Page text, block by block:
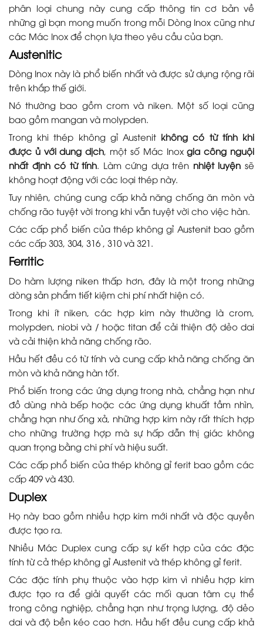
phân loại chung này cung cấp thông tin cơ bản về
những gì bạn mong muốn trong mỗi Dòng Inox cũng như
các Mác Inox để chọn lựa theo yêu cầu của bạn.
Austenitic
Dòng Inox này là phổ biến nhất và được sử dụng rộng rãi
trên khắp thế giới.
Nó thường bao gồm crom và niken. Một số loại cũng
bao gồm mangan và molypden.
Trong khi thép không gỉ Austenit không có từ tính khi
được ủ với dung dịch, một số Mác Inoxgia công nguội
nhất định có từ tính. Làm cứng dựa trên nhiệt luyện sẽ
không hoạt động với các loại thép này.
Tuy nhiên, chúng cung cấp khả năng chống ăn mòn và
chống rão tuyệt vời trong khi vẫn tuyệt vời cho việc hàn.
Các cấp phổ biến của thép không gỉ Austenit bao gồm
các cấp 303, 304, 316 , 310 và 321.
Ferritic
Do hàm lượng niken thấp hơn, đây là một trong những
dòng sản phẩm tiết kiệm chi phí nhất hiện có.
Trong khi ít niken, các hợp kim này thường là crom,
molypden, niobi và / hoặc titan để cải thiện độ dẻo dai
và cải thiện khả năng chống rão.
Hầu hết đều có từ tính và cung cấp khả năng chống ăn
mòn và khả năng hàn tốt.
Phổ biến trong các ứng dụng trong nhà, chẳng hạn như
đồ dùng nhà bếp hoặc các ứng dụng khuất tầm nhìn,
chẳng hạn như ống xả, những hợp kim này rất thích hợp
cho những trường hợp mà sự hấp dẫn thị giác không
quan trọng bằng chi phí và hiệu suất.
Các cấp phổ biến của thép không gỉ ferit bao gồm các
cấp 409 và 430.
Duplex
Họ này bao gồm nhiều hợp kim mới nhất và độc quyền
được tạo ra.
Nhiều Mác Duplex cung cấp sự kết hợp của các đặc
tính từ cả thép không gỉ Austenit và thép không gỉ ferit.
Các đặc tính phụ thuộc vào hợp kim vì nhiều hợp kim
được tạo ra để giải quyết các mối quan tâm cụ thể
trong công nghiệp, chẳng hạn như trọng lượng, độ dẻo
dai và độ bền kéo cao hơn. Hầu hết đều cung cấp khả